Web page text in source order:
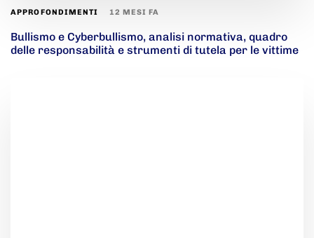
APPROFONDIMENTI 12 MESI FA
Bullismo e Cyberbullismo, analisi normativa, quadro
delle responsabilità e strumenti di tutela per le vittime